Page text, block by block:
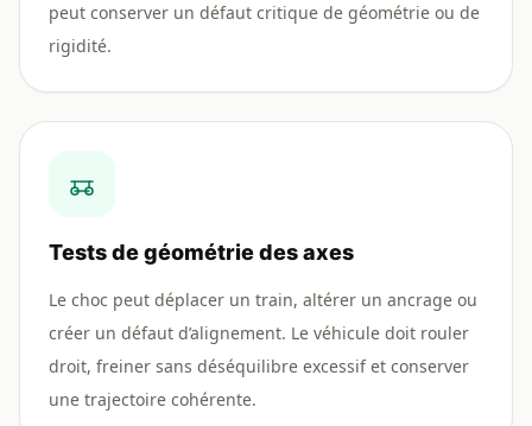
peut conserver un défaut critique de géométrie ou de
rigidité.
Tests de géométrie des axes
Le choc peut déplacer un train, altérer un ancrage ou
créer un défaut d’alignement. Le véhicule doit rouler
droit, freiner sans déséquilibre excessif et conserver
une trajectoire cohérente.